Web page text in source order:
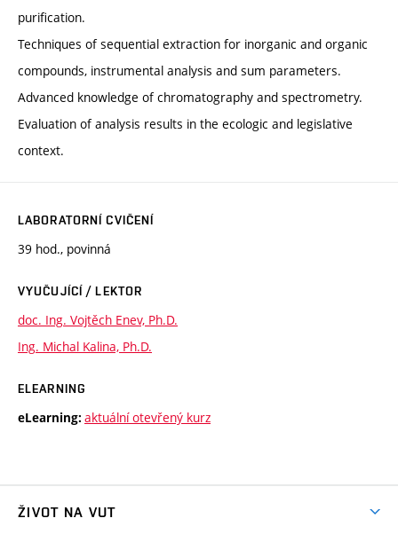
purification.
Techniques of sequential extraction for inorganic and organic
compounds, instrumental analysis and sum parameters.
Advanced knowledge of chromatography and spectrometry.
Evaluation of analysis results in the ecologic and legislative
context.
LABORATORNÍ CVIČENÍ
39 hod., povinná
VYUČUJÍCÍ / LEKTOR
doc. Ing. Vojtěch Enev, Ph.D.
Ing. Michal Kalina, Ph.D.
ELEARNING
eLearning: aktuální otevřený kurz
ŽIVOT NA VUT